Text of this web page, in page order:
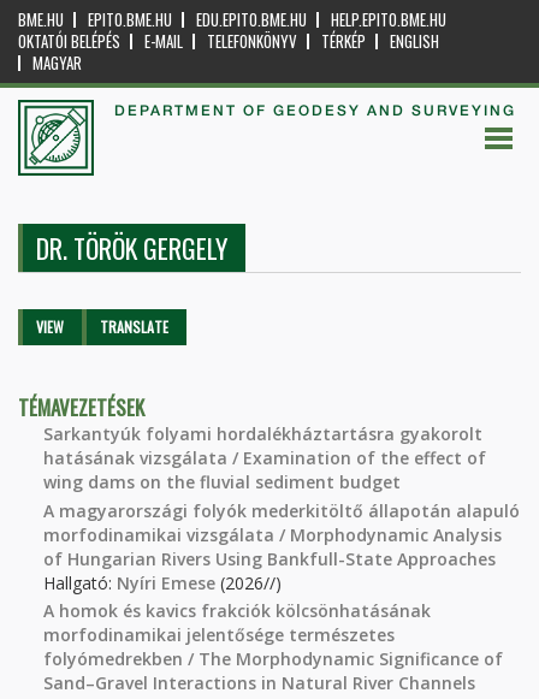
BME.HU EPITO.BME.HU EDU.EPITO.BME.HU
HELP.EPITO.BME.HU
OKTATÓI BELÉPÉS
E-MAIL TELEFONKÖNYV TÉRKÉP
ENGLISH
MAGYAR
DEPARTMENT OF GEODESY AND SURVEYING
DR. TÖRÖK GERGELY
Primary tabs
VIEW (ACTIVETRANSLATE
TÉMAVEZETÉSEK
Sarkantyúk folyami hordalékháztartásra gyakorolt
hatásának vizsgálata / Examination of the effect of
wing dams on the fluvial sediment budget
A magyarországi folyók mederkitöltő állapotán alapuló
morfodinamikai vizsgálata / Morphodynamic Analysis
of Hungarian Rivers Using Bankfull-State Approaches
Hallgató: Nyíri Emese (2026//)
A homok és kavics frakciók kölcsönhatásának
morfodinamikai jelentősége természetes
folyómedrekben / The Morphodynamic Significance of
Sand–Gravel Interactions in Natural River Channels